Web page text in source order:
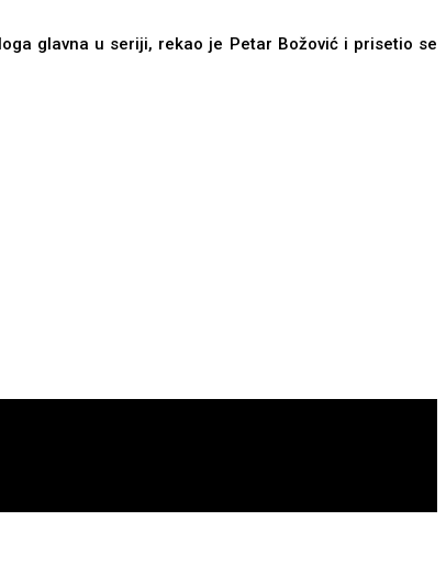
glavna u seriji, rekao je Petar Božović i prisetio se